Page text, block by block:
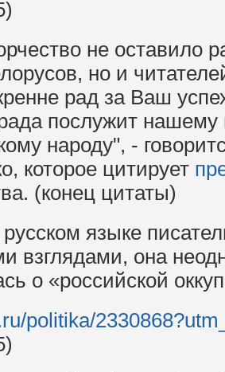
не оставило
но и
рад за Ваш
послужит нашему
народу", -
которое цитирует
(конец цитаты)
языке
взглядами, она
о «российской
politika/